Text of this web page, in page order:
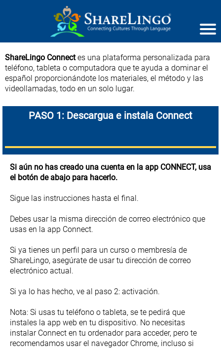
ShareLingo Connectes una plataforma personalizada para
teléfono, tableta o computadora que te ayuda a dominar el
español proporcionándote los materiales, el método y las
videollamadas, todo en un solo lugar.
PASO 1: Descargua e instala Connect
Si aún no has creado una cuenta en la app CONNECT, usa
el botón de abajo para hacerlo.
Sigue las instrucciones hasta el final.
Debes usar la misma dirección de correo electrónico que
usas en la app Connect.
Si ya tienes un perfil para un curso o membresía de
ShareLingo, asegúrate de usar tu dirección de correo
electrónico actual.
Si ya lo has hecho, ve al paso 2: activación.
Nota: Si usas tu teléfono o tableta, se te pedirá que
instales la app web en tu dispositivo. No necesitas
instalar Connect en tu ordenador para acceder, pero te
recomendamos usar el navegador Chrome, incluso si